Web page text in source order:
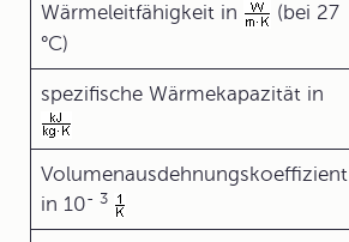
Wärmeleitfähigkeit in
(bei 27
°C)
spezifische Wärmekapazität in
Volumenausdehnungskoeffizient
in 10- 3